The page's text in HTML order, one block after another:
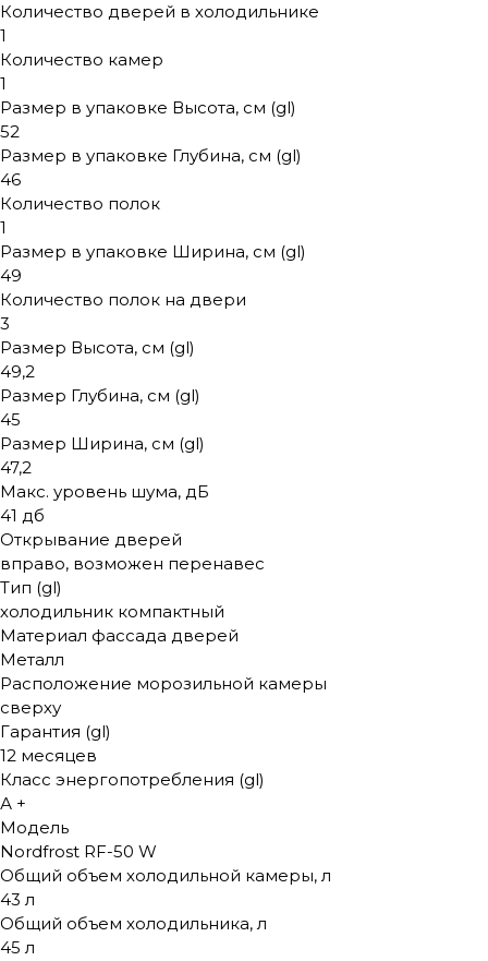
Количество дверей в холодильнике
1
Количество камер
1
Размер в упаковке Высота, см (gl)
52
Размер в упаковке Глубина, см (gl)
46
Количество полок
1
Размер в упаковке Ширина, см (gl)
49
Количество полок на двери
3
Размер Высота, см (gl)
49,2
Размер Глубина, см (gl)
45
Размер Ширина, см (gl)
47,2
Макс. уровень шума, дБ
41 дб
Открывание дверей
вправо, возможен перенавес
Тип (gl)
холодильник компактный
Материал фассада дверей
Металл
Расположение морозильной камеры
сверху
Гарантия (gl)
12 месяцев
Класс энергопотребления (gl)
А +
Модель
Nordfrost RF-50 W
Общий объем холодильной камеры, л
43 л
Общий объем холодильника, л
45 л